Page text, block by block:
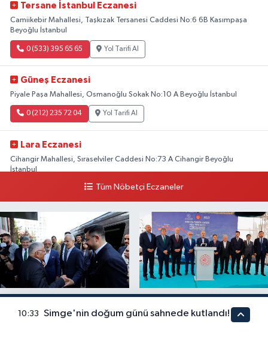
Tersane İstanbul Eczanesi
Camiikebir Mahallesi, Taşkızak Tersanesi Caddesi No:6 6B Kasımpaşa
Beyoğlu İstanbul
0 (533) 395 65 65 Yol Tarifi Al
Güneş Eczanesi
Piyale Paşa Mahallesi, Osmanoğlu Sokak No:10 A Beyoğlu İstanbul
0 (212) 235 72 04 Yol Tarifi Al
Lara Eczanesi
Cihangir Mahallesi, Sıraselviler Caddesi No:73 A Cihangir Beyoğlu
İstanbul
Yol Tarifi Al
Tüm Nöbetçi Eczaneler
Kayseri- Ankara hattı
uyumlu çalışıyor
Kayseri YHT hattına sıkı
takip
10:33 Simge'nin doğum günü sahnede kutlandı!